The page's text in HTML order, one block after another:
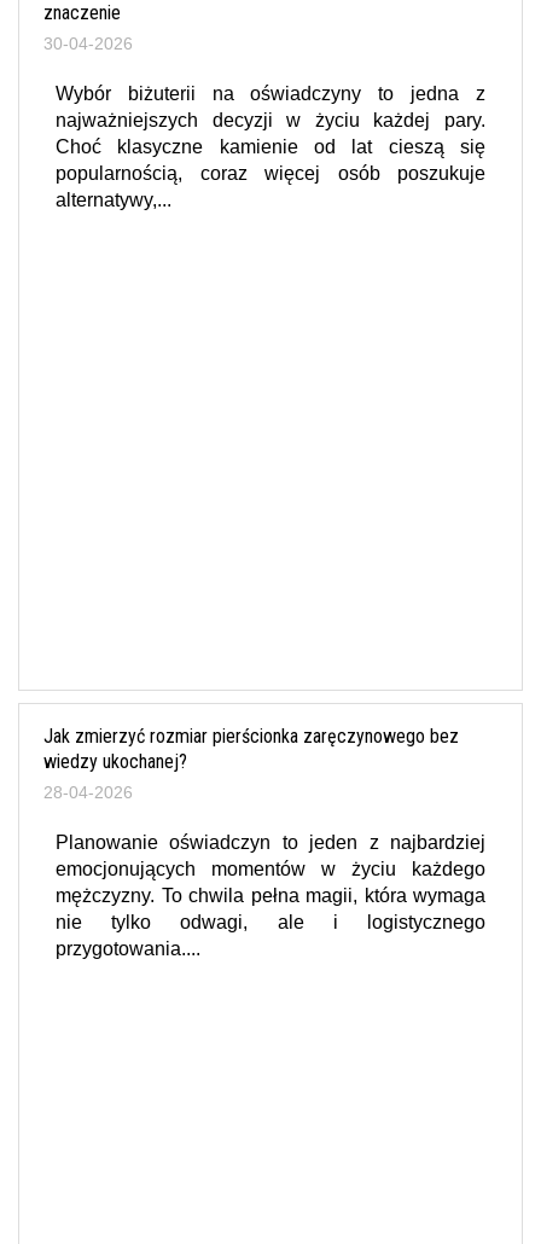
znaczenie
30-04-2026
Wybór biżuterii na oświadczyny to jedna z
najważniejszych decyzji w życiu każdej pary.
Choć klasyczne kamienie od lat cieszą się
popularnością, coraz więcej osób poszukuje
alternatywy,...
Jak zmierzyć rozmiar pierścionka zaręczynowego bez
wiedzy ukochanej?
28-04-2026
Planowanie oświadczyn to jeden z najbardziej
emocjonujących momentów w życiu każdego
mężczyzny. To chwila pełna magii, która wymaga
nie tylko odwagi, ale i logistycznego
przygotowania....